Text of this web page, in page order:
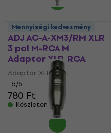
ADJ AC-A-XM3/RM XLR
3 pol M-RCA M
Adaptor XLR-RCA
Adaptor XLR-RCA
5/5
780 Ft
Készleten
Mennyiségi kedvezmény